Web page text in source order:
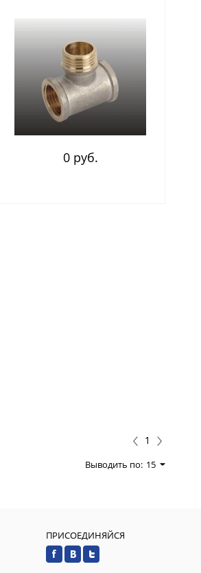
0 руб.
1
Выводить по: 15
ПРИСОЕДИНЯЙСЯ